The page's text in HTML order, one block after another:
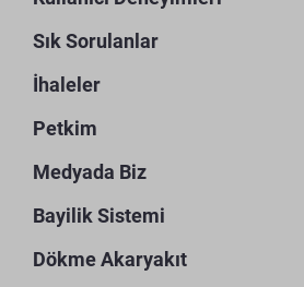
Sık Sorulanlar
İhaleler
Petkim
Medyada Biz
Bayilik Sistemi
Dökme Akaryakıt